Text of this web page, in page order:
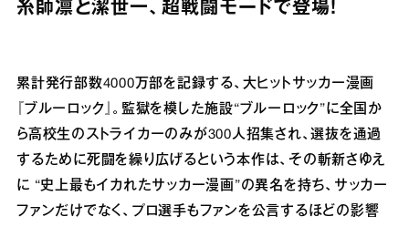
糸師凛と潔世一、超戦闘モードで登場！
累計発行部数4000万部を記録する、大ヒットサッカー漫画
『ブルーロック』。監獄を模した施設“ブルーロック”に全国か
ら高校生のストライカーのみが300人招集され、選抜を通過
するために死闘を繰り広げるという本作は、その斬新さゆえ
に “史上最もイカれたサッカー漫画”の異名を持ち、サッカー
ファンだけでなく、プロ選手もファンを公言するほどの影響